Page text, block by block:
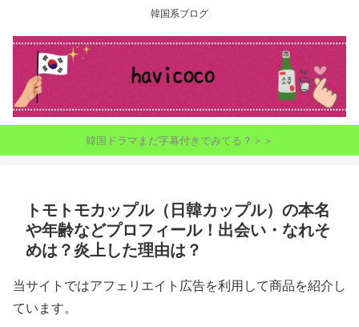
韓国系ブログ
韓国ドラマまだ字幕付きでみてる？＞＞
トモトモカップル（日韓カップル）の本名
や年齢などプロフィール！出会い・なれそ
めは？炎上した理由は？
当サイトではアフェリエイト広告を利用して商品を紹介し
ています。